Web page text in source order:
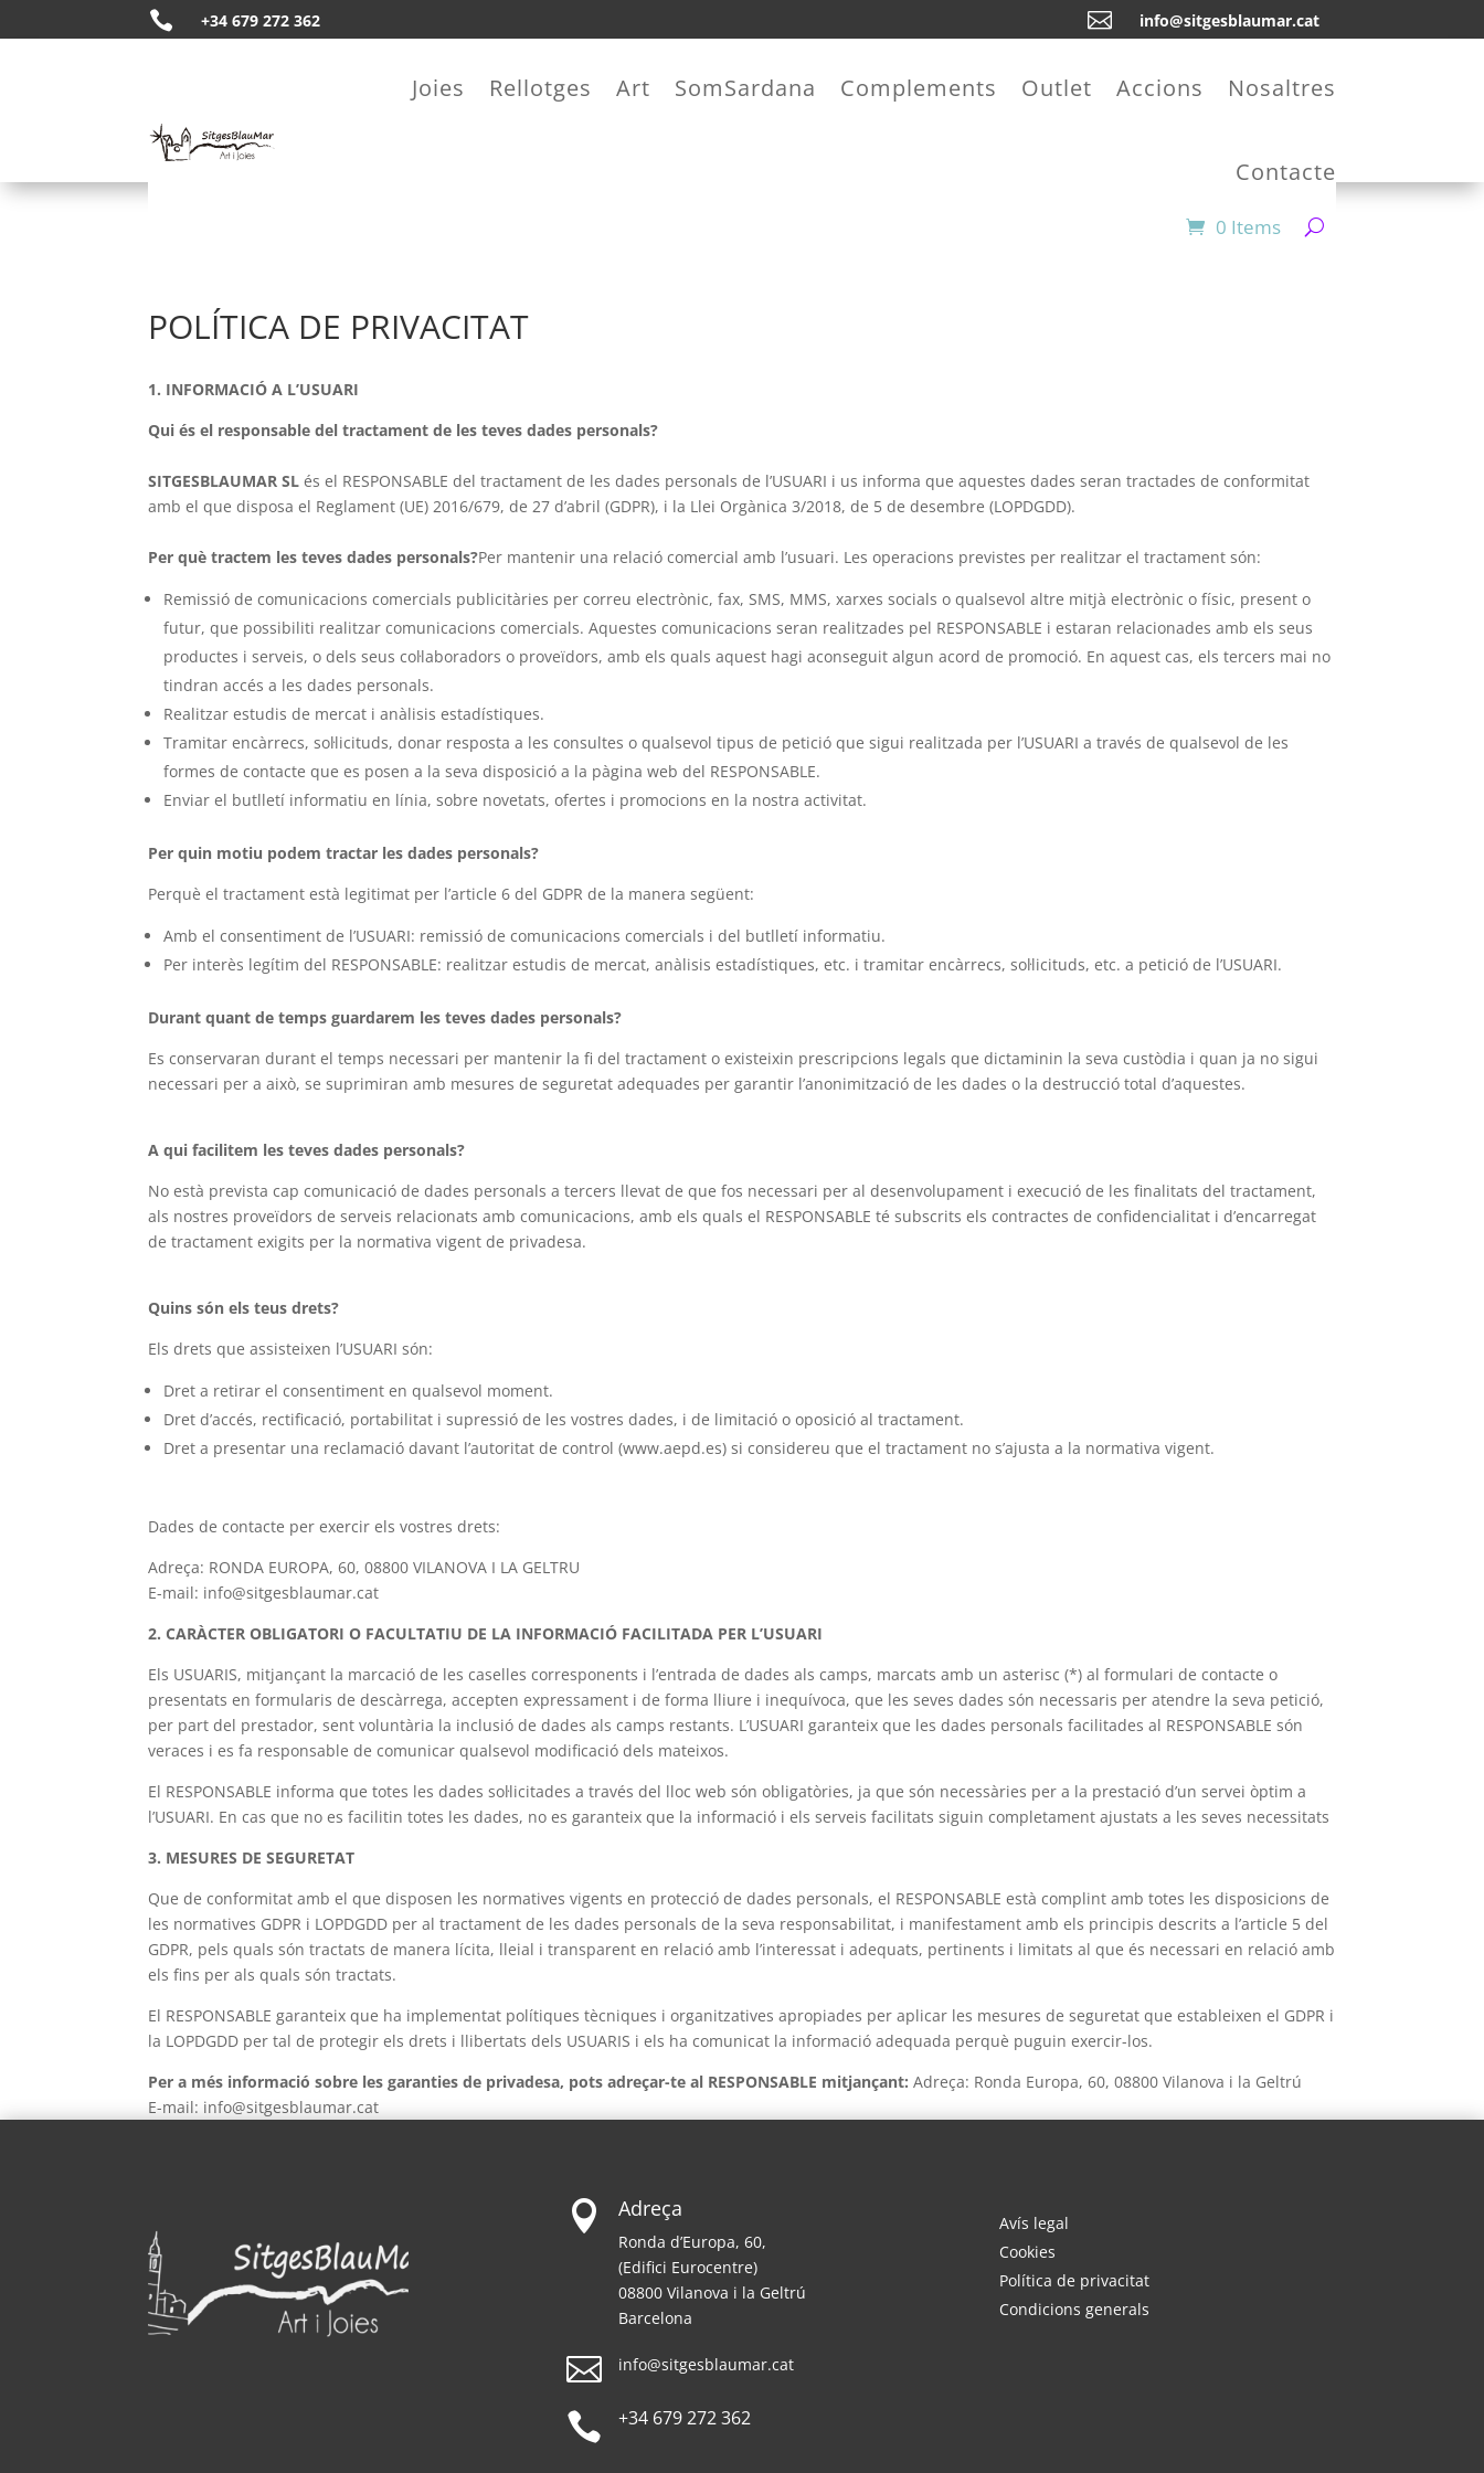
 +34 679 272 362  info@sitgesblaumar.cat
Joies Rellotges Art SomSardana Complements Outlet Accions Nosaltres
Contacte
0 Items
POLÍTICA DE PRIVACITAT
1. INFORMACIÓ A L’USUARI
Qui és el responsable del tractament de les teves dades personals?
SITGESBLAUMAR SLés el RESPONSABLE del tractament de les dades personals de l’USUARI i us informa que aquestes dades seran tractades de conformitat
amb el que disposa el Reglament (UE) 2016/679, de 27 d’abril (GDPR), i la Llei Orgànica 3/2018, de 5 de desembre (LOPDGDD).
Per què tractem les teves dades personals?Per mantenir una relació comercial amb l’usuari. Les operacions previstes per realitzar el tractament són:
Remissió de comunicacions comercials publicitàries per correu electrònic, fax, SMS, MMS, xarxes socials o qualsevol altre mitjà electrònic o físic, present o
futur, que possibiliti realitzar comunicacions comercials. Aquestes comunicacions seran realitzades pel RESPONSABLE i estaran relacionades amb els seus
productes i serveis, o dels seus col·laboradors o proveïdors, amb els quals aquest hagi aconseguit algun acord de promoció. En aquest cas, els tercers mai no
tindran accés a les dades personals.
Realitzar estudis de mercat i anàlisis estadístiques.
Tramitar encàrrecs, sol·licituds, donar resposta a les consultes o qualsevol tipus de petició que sigui realitzada per l’USUARI a través de qualsevol de les
formes de contacte que es posen a la seva disposició a la pàgina web del RESPONSABLE.
Enviar el butlletí informatiu en línia, sobre novetats, ofertes i promocions en la nostra activitat.
Per quin motiu podem tractar les dades personals?
Perquè el tractament està legitimat per l’article 6 del GDPR de la manera següent:
Amb el consentiment de l’USUARI: remissió de comunicacions comercials i del butlletí informatiu.
Per interès legítim del RESPONSABLE: realitzar estudis de mercat, anàlisis estadístiques, etc. i tramitar encàrrecs, sol·licituds, etc. a petició de l’USUARI.
Durant quant de temps guardarem les teves dades personals?
Es conservaran durant el temps necessari per mantenir la fi del tractament o existeixin prescripcions legals que dictaminin la seva custòdia i quan ja no sigui
necessari per a això, se suprimiran amb mesures de seguretat adequades per garantir l’anonimització de les dades o la destrucció total d’aquestes.
A qui facilitem les teves dades personals?
No està prevista cap comunicació de dades personals a tercers llevat de que fos necessari per al desenvolupament i execució de les finalitats del tractament,
als nostres proveïdors de serveis relacionats amb comunicacions, amb els quals el RESPONSABLE té subscrits els contractes de confidencialitat i d’encarregat
de tractament exigits per la normativa vigent de privadesa.
Quins són els teus drets?
Els drets que assisteixen l’USUARI són:
Dret a retirar el consentiment en qualsevol moment.
Dret d’accés, rectificació, portabilitat i supressió de les vostres dades, i de limitació o oposició al tractament.
Dret a presentar una reclamació davant l’autoritat de control (www.aepd.es) si considereu que el tractament no s’ajusta a la normativa vigent.
Dades de contacte per exercir els vostres drets:
Adreça: RONDA EUROPA, 60, 08800 VILANOVA I LA GELTRU
E-mail: info@sitgesblaumar.cat
2. CARÀCTER OBLIGATORI O FACULTATIU DE LA INFORMACIÓ FACILITADA PER L’USUARI
Els USUARIS, mitjançant la marcació de les caselles corresponents i l’entrada de dades als camps, marcats amb un asterisc (*) al formulari de contacte o
presentats en formularis de descàrrega, accepten expressament i de forma lliure i inequívoca, que les seves dades són necessaris per atendre la seva petició,
per part del prestador, sent voluntària la inclusió de dades als camps restants. L’USUARI garanteix que les dades personals facilitades al RESPONSABLE són
veraces i es fa responsable de comunicar qualsevol modificació dels mateixos.
El RESPONSABLE informa que totes les dades sol·licitades a través del lloc web són obligatòries, ja que són necessàries per a la prestació d’un servei òptim a
l’USUARI. En cas que no es facilitin totes les dades, no es garanteix que la informació i els serveis facilitats siguin completament ajustats a les seves necessitats
3. MESURES DE SEGURETAT
Que de conformitat amb el que disposen les normatives vigents en protecció de dades personals, el RESPONSABLE està complint amb totes les disposicions de
les normatives GDPR i LOPDGDD per al tractament de les dades personals de la seva responsabilitat, i manifestament amb els principis descrits a l’article 5 del
GDPR, pels quals són tractats de manera lícita, lleial i transparent en relació amb l’interessat i adequats, pertinents i limitats al que és necessari en relació amb
els fins per als quals són tractats.
El RESPONSABLE garanteix que ha implementat polítiques tècniques i organitzatives apropiades per aplicar les mesures de seguretat que estableixen el GDPR i
la LOPDGDD per tal de protegir els drets i llibertats dels USUARIS i els ha comunicat la informació adequada perquè puguin exercir-los.
Per a més informació sobre les garanties de privadesa, pots adreçar-te al RESPONSABLE mitjançant:Adreça: Ronda Europa, 60, 08800 Vilanova i la Geltrú
E-mail: info@sitgesblaumar.cat
 Adreça
Ronda d’Europa, 60,
(Edifici Eurocentre)
08800 Vilanova i la Geltrú
Barcelona
 info@sitgesblaumar.cat
 +34 679 272 362
Avís legal
Cookies
Política de privacitat
Condicions generals